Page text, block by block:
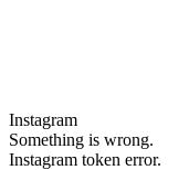
Instagram
Something is wrong.
Instagram token error.